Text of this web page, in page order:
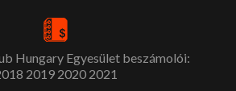
Hungary Egyesület beszámolói:
2019 2020 2021